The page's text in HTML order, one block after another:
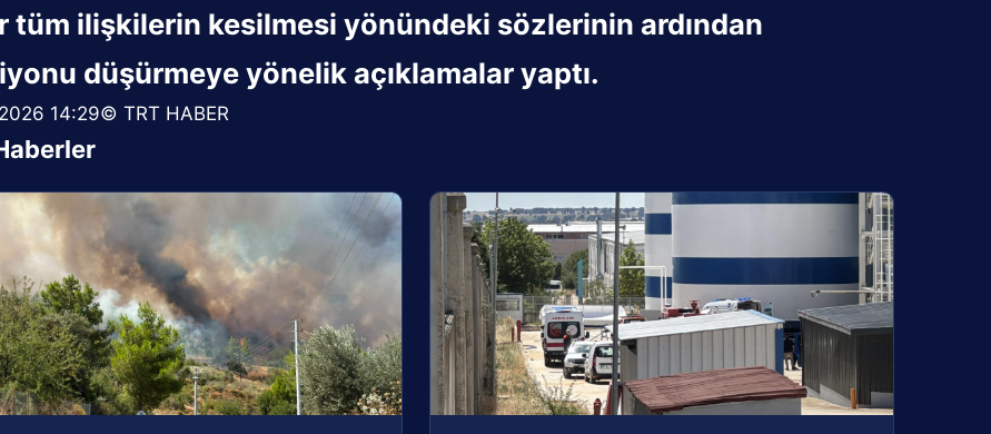
tüm ilişkilerin kesilmesi yönündeki sözlerinin ardından
düşürmeye yönelik açıklamalar yaptı.
14:29© TRT HABER